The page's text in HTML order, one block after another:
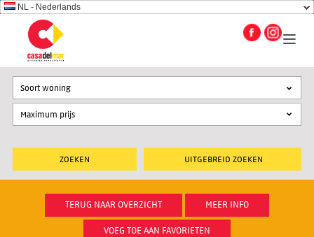
NL - Nederlands
UITGEBREID ZOEKEN
Soort woning
TERUG NAAR OVERZICHT MEER INFO
VOEG TOE AAN FAVORIETEN